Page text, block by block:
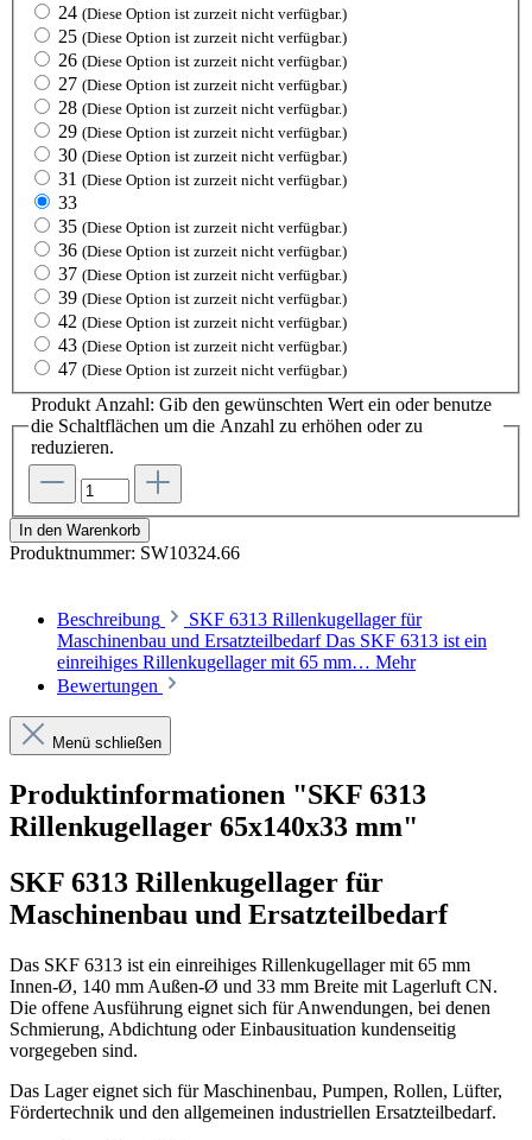
24 (Diese Option ist zurzeit nicht verfügbar.)
25 (Diese Option ist zurzeit nicht verfügbar.)
26 (Diese Option ist zurzeit nicht verfügbar.)
27 (Diese Option ist zurzeit nicht verfügbar.)
28 (Diese Option ist zurzeit nicht verfügbar.)
29 (Diese Option ist zurzeit nicht verfügbar.)
30 (Diese Option ist zurzeit nicht verfügbar.)
31 (Diese Option ist zurzeit nicht verfügbar.)
33
35 (Diese Option ist zurzeit nicht verfügbar.)
36 (Diese Option ist zurzeit nicht verfügbar.)
37 (Diese Option ist zurzeit nicht verfügbar.)
39 (Diese Option ist zurzeit nicht verfügbar.)
42 (Diese Option ist zurzeit nicht verfügbar.)
43 (Diese Option ist zurzeit nicht verfügbar.)
47 (Diese Option ist zurzeit nicht verfügbar.)
Produkt Anzahl: Gib den gewünschten Wert ein oder benutze
die Schaltflächen um die Anzahl zu erhöhen oder zu
reduzieren.
In den Warenkorb
Produktnummer: SW10324.66
Beschreibung
SKF 6313 Rillenkugellager für
Maschinenbau und Ersatzteilbedarf Das SKF 6313 ist ein
einreihiges Rillenkugellager mit 65 mm… Mehr
Bewertungen
Menü schließen
Produktinformationen "SKF 6313
Rillenkugellager 65x140x33 mm"
SKF 6313 Rillenkugellager für
Maschinenbau und Ersatzteilbedarf
Das SKF 6313 ist ein einreihiges Rillenkugellager mit 65 mm
Innen-Ø, 140 mm Außen-Ø und 33 mm Breite mit Lagerluft CN.
Die offene Ausführung eignet sich für Anwendungen, bei denen
Schmierung, Abdichtung oder Einbausituation kundenseitig
vorgegeben sind.
Das Lager eignet sich für Maschinenbau, Pumpen, Rollen, Lüfter,
Fördertechnik und den allgemeinen industriellen Ersatzteilbedarf.